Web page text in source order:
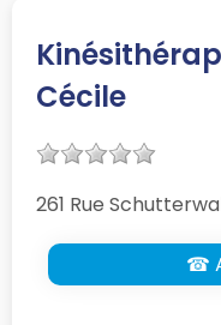
Cécile
261 Rue
☎